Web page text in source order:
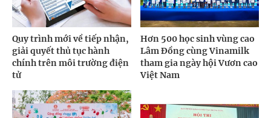
Quy trình mới về tiếp nhận,
giải quyết thủ tục hành
chính trên môi trường điện
tử
Hơn 500 học sinh vùng cao
Lâm Đồng cùng Vinamilk
tham gia ngày hội Vươn cao
Việt Nam